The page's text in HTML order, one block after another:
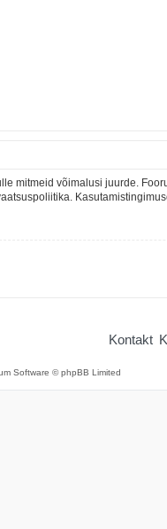
mitmeid võimalusi juurde.
Kontakt
Software © phpBB Limited